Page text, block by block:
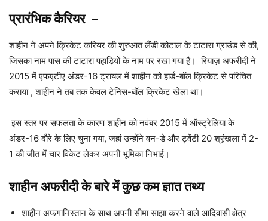
प्रारंभिक कैरियर –
शाहीन ने अपने क्रिकेट करियर की शुरुआत लैंडी कोटाल के टाटारा ग्राउंड से की,
जिसका नाम पास की टाटारा पहाड़ियों के नाम पर रखा गया है। रियाज़ अफरीदी ने
2015 में एफएटीए अंडर-16 ट्रायल में शाहीन को हार्ड-बॉल क्रिकेट से परिचित
कराया , शाहीन ने तब तक केवल टेनिस-बॉल क्रिकेट खेला था।
इस स्तर पर सफलता के कारण शाहीन को नवंबर 2015 में ऑस्ट्रेलिया के
अंडर-16 दौरे के लिए चुना गया, जहां उन्होंने वन-डे और ट्वेंटी 20 श्रृंखला में 2-
1 की जीत में चार विकेट लेकर अपनी भूमिका निभाई।
शाहीन अफरीदी के बारे में कुछ कम ज्ञात तथ्य
शाहीन अफगानिस्तान के साथ अपनी सीमा साझा करने वाले आदिवासी क्षेत्र